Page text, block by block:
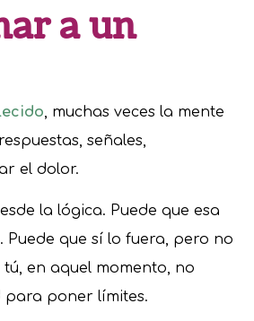
a un
, muchas veces la mente
señales,
el dolor.
la lógica. Puede que esa
que sí lo fuera, pero no
en aquel momento, no
para poner límites.